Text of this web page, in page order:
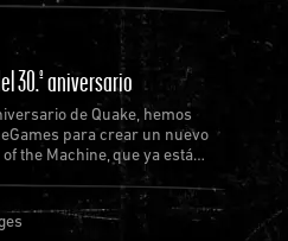
30.º aniversario
de Quake, hemos
para crear un nuevo
the Machine, que ya está
gratuita.